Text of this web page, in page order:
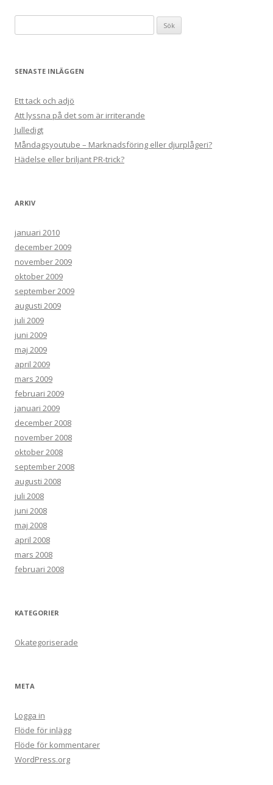
efter:
SENASTE INLÄGGEN
Ett tack och adjö
Att lyssna på det som är irriterande
Julledigt
Måndagsyoutube – Marknadsföring eller djurplågeri?
Hädelse eller briljant PR-trick?
ARKIV
januari 2010
december 2009
november 2009
oktober 2009
september 2009
augusti 2009
juli 2009
juni 2009
maj 2009
april 2009
mars 2009
februari 2009
januari 2009
december 2008
november 2008
oktober 2008
september 2008
augusti 2008
juli 2008
juni 2008
maj 2008
april 2008
mars 2008
februari 2008
KATEGORIER
Okategoriserade
META
Logga in
Flöde för inlägg
Flöde för kommentarer
WordPress.org